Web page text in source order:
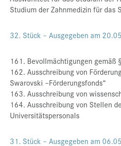
Studium der Zahnmedizin für
32. Stück – Ausgegeben am
161. Bevollmächtigungen gemäß
162. Ausschreibung von
Swarovski –Förderungsfonds“
163. Ausschreibung von
164. Ausschreibung von Stellen
Universitätspersonals
31. Stück – Ausgegeben am